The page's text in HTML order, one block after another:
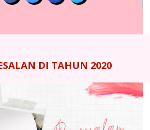
DI TAHUN 2020